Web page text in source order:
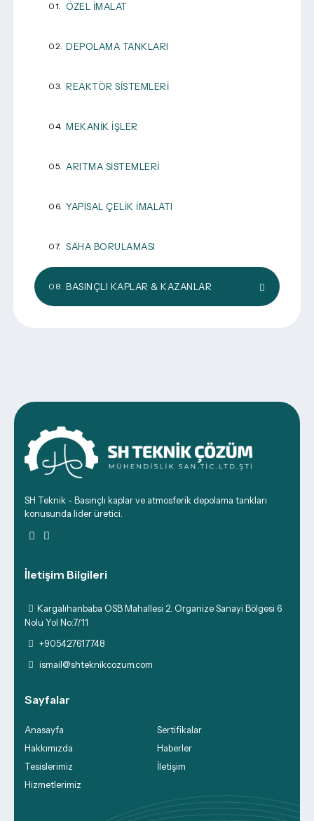
ÖZEL İMALAT
DEPOLAMA TANKLARI
REAKTÖR SISTEMLERI
MEKANIK İŞLER
ARITMA SISTEMLERI
YAPISAL ÇELIK İMALATI
SAHA BORULAMASI
BASINÇLI KAPLAR & KAZANLAR
SH Teknik - Basınçlı kaplar ve atmosferik depolama tankları
konusunda lider üretici.
İletişim Bilgileri
Kargalıhanbaba OSB Mahallesi 2. Organize Sanayi Bölgesi 6
Nolu Yol No:7/11
+905427617748
ismail@shteknikcozum.com
Sayfalar
Anasayfa
Hakkımızda
Tesislerimiz
Hizmetlerimiz
Sertifikalar
Haberler
İletişim